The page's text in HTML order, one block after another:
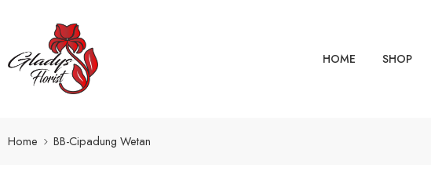
HOME SHOP
Home BB-Cipadung Wetan